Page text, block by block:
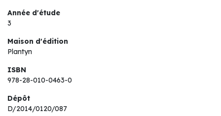
Année d'étude
3
Maison d'édition
Plantyn
ISBN
978-28-010-0463-0
Dépôt
D/2014/0120/087